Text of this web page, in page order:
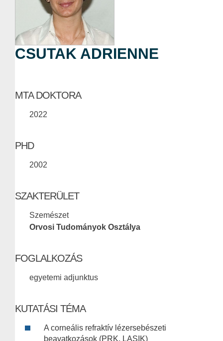
CSUTAK ADRIENNE
MTA DOKTORA
2022
PHD
2002
SZAKTERÜLET
Szemészet
Orvosi Tudományok Osztálya
FOGLALKOZÁS
egyetemi adjunktus
KUTATÁSI TÉMA
A corneális refraktív lézersebészeti
beavatkozások (PRK, LASIK)